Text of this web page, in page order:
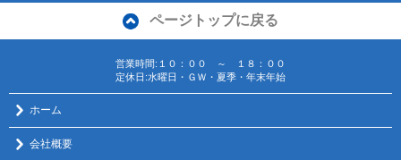
ページトップに戻る
営業時間:１０：００ ～ １８：００
定休日:水曜日・ＧＷ・夏季・年末年始
ホーム
会社概要